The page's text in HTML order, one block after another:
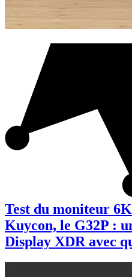
Test du moniteur 6K
Kuycon, le G32P :
Display XDR avec